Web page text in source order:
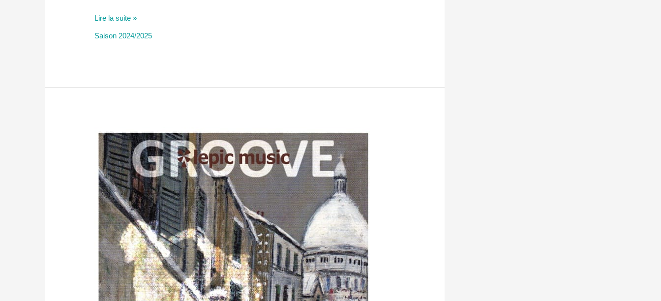
Happy
Lire la suite »
Saison 2024/2025